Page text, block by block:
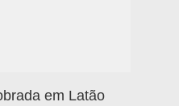
em Latão